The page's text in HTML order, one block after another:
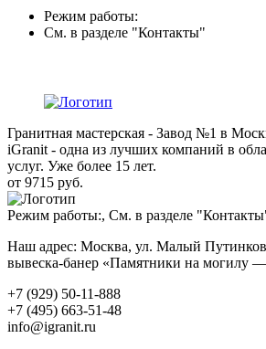
Режим работы:
См. в разделе "Контакты"
Гранитная мастерская - Завод №1 в
iGranit - одна из лучших компаний в
услуг. Уже более 15 лет.
от 9715 руб.
Режим работы:, См. в разделе
Наш адрес: Москва, ул. Малый
вывеска-банер «Памятники на могилу
+7 (929) 50-11-888
+7 (495) 663-51-48
info@igranit.ru